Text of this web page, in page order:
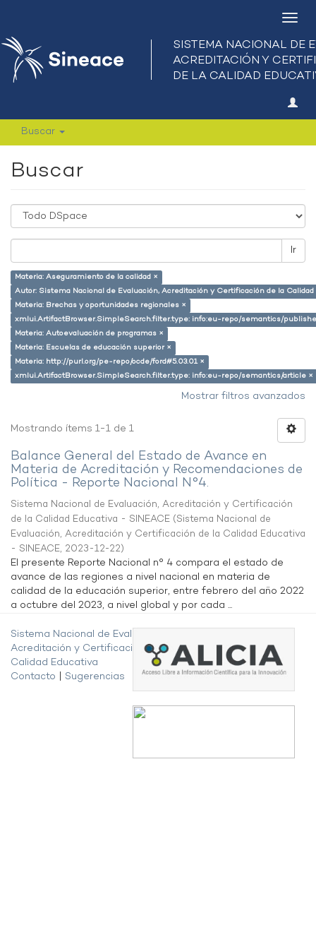
Buscar
Buscar
Ir
Materia: Aseguramiento de la calidad ×
Autor: Sistema Nacional de Evaluación, Acreditación y Certificación de la
Materia: Brechas y oportunidades regionales ×
xmlui.ArtifactBrowser.SimpleSearch.filter.type: info:eu-repo/semantics/
Materia: Autoevaluación de programas ×
Materia: Escuelas de educación superior ×
Materia: http://purl.org/pe-repo/ocde/ford#5.03.01 ×
xmlui.ArtifactBrowser.SimpleSearch.filter.type: info:eu-repo/semantics/article ×
Mostrar filtros avanzados
Mostrando ítems 1-1 de 1
Balance General del Estado de Avance en
Materia de Acreditación y Recomendaciones de
Política - Reporte Nacional N°4.
Sistema Nacional de Evaluación, Acreditación y Certificación
de la Calidad Educativa - SINEACE (Sistema Nacional de
Evaluación, Acreditación y Certificación de la Calidad Educativa
- SINEACE, 2023-12-22)
El presente Reporte Nacional n° 4 compara el estado de
avance de las regiones a nivel nacional en materia de
calidad de la educación superior, entre febrero del año 2022
a octubre del 2023, a nivel global y por cada ...
Sistema Nacional de Evaluación,
Acreditación y Certificación de la
Calidad Educativa
Contacto
Sugerencias